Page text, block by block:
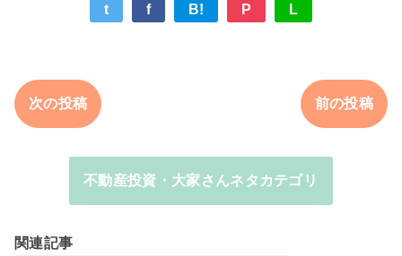
t f B! P L
次の投稿 前の投稿
不動産投資・大家さんネタカテゴリ
関連記事